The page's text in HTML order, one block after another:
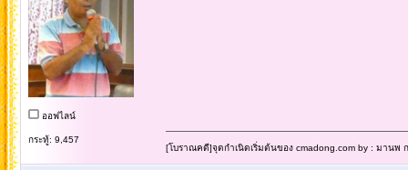
ออฟไลน์
กระทู้: 9,457
[โบราณคดี]จุดกำเนิดเริ่มต้นของ cmadong.com by : มานพ